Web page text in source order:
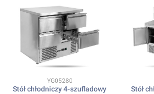
Kod produktu
YG05280
Stół chłodniczy 4-szufladowy
Stół